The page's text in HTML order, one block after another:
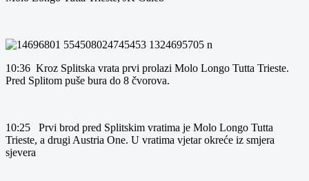
10:36 Kroz Splitska vrata prvi prolazi Molo Longo Tutta Trieste.
Pred Splitom puše bura do 8 čvorova.
10:25 Prvi brod pred Splitskim vratima je Molo Longo Tutta
Trieste, a drugi Austria One. U vratima vjetar okreće iz smjera
sjevera